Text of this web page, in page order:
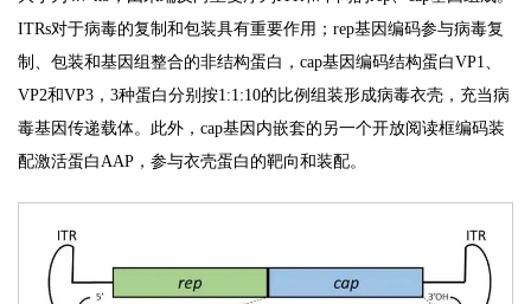
ITRs对于病毒的复制和包装具有重要作用；rep基因编码参与病毒复
制、包装和基因组整合的非结构蛋白，cap基因编码结构蛋白VP1、
VP2和VP3，3种蛋白分别按1:1:10的比例组装形成病毒衣壳，充当病
毒基因传递载体。此外，cap基因内嵌套的另一个开放阅读框编码装
配激活蛋白AAP，参与衣壳蛋白的靶向和装配。